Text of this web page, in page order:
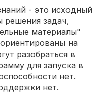
- это исходный
решения задач,
материалы"
на
разобраться в
для запуска в
нет.
нет.